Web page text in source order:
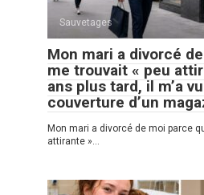
Sauvetages
Mon mari a divorcé
me trouvait « peu
ans plus tard, il m’a
couverture d’un
Mon mari a divorcé de moi parce
attirante »…